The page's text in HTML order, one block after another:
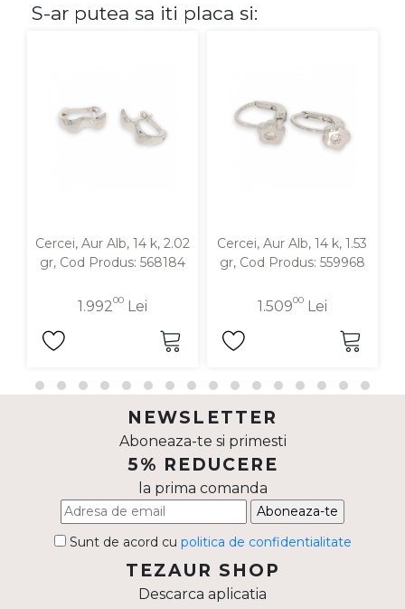
S-ar putea sa iti placa si:
Cercei, Aur Alb, 14 k, 2.02
gr, Cod Produs: 568184
1.99200Lei
Cercei, Aur Alb, 14 k, 1.53
gr, Cod Produs: 559968
1.50900Lei
NEWSLETTER
Aboneaza-te si primesti
5% REDUCERE
la prima comanda
Aboneaza-te
Sunt de acord cu politica de confidentialitate
TEZAUR SHOP
Descarca aplicatia